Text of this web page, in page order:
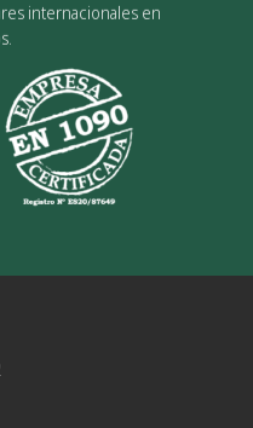
internacionales en